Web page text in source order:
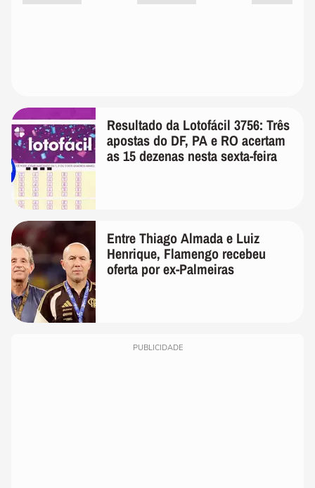
Resultado da Lotofácil 3756: Três
apostas do DF, PA e RO acertam
as 15 dezenas nesta sexta-feira
Entre Thiago Almada e Luiz
Henrique, Flamengo recebeu
oferta por ex-Palmeiras
PUBLICIDADE